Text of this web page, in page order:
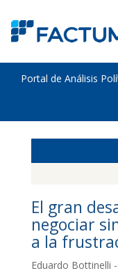
Portal de Análisis
El gran
negociar
a la
Eduardo Bottinelli